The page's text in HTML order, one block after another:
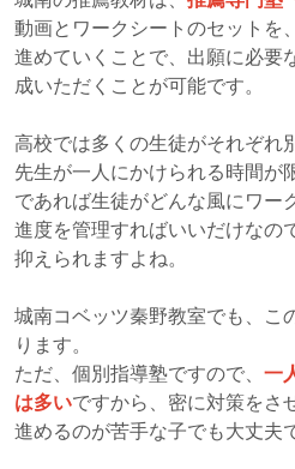
動画とワークシートのセットを
進めていくことで、出願に必要
成いただくことが可能です。
高校では多くの生徒がそれぞれ
先生が一人にかけられる時間が
であれば生徒がどんな風にワー
進度を管理すればいいだけなの
抑えられますよね。
城南コベッツ秦野教室でも、こ
ります。
ただ、個別指導塾ですので、 一
は多いですから、密に対策をさ
進めるのが苦手な子でも大丈夫